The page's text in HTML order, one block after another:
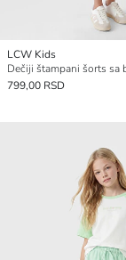
LCW Kids
Dečiji štampani šorts sa
799,00 RSD